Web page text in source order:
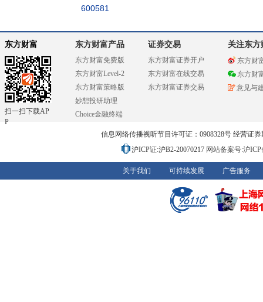
600581
东方财富
扫一扫下载AP
P
东方财富产品
东方财富免费版
东方财富Level-2
东方财富策略版
妙想投研助理
Choice金融终端
证券交易
东方财富证券开户
东方财富在线交易
东方财富证券交易
关注东方
东方财
东方财
意见与
信息网络传播视听节目许可证：0908328号 经营证
沪ICP证:沪B2-20070217 网站备案号:沪
关于我们 可持续发展 广告服务